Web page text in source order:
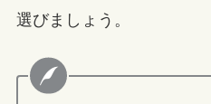
選びましょう。